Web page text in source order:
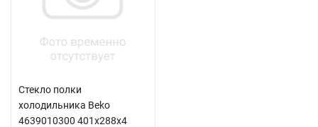
Стекло полки
холодильника Beko
4639010300 401х288х4